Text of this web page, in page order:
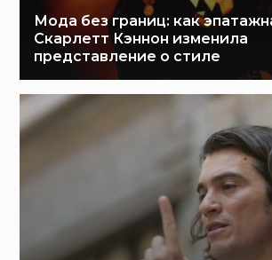
Мода без границ: как
Скарлетт Кэннон изменила
представление о стиле